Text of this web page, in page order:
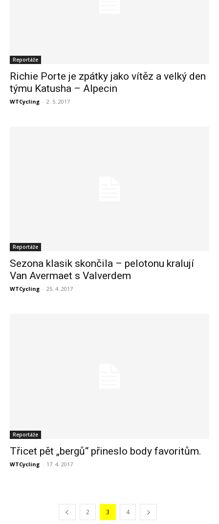
Reportáže
Richie Porte je zpátky jako vítěz a velký den
týmu Katusha – Alpecin
WTCycling - 2. 5. 2017
Reportáže
Sezona klasik skončila – pelotonu kralují
Van Avermaet s Valverdem
WTCycling - 25. 4. 2017
Reportáže
Třicet pět „bergů“ přineslo body favoritům.
WTCycling - 17. 4. 2017
2 3 4